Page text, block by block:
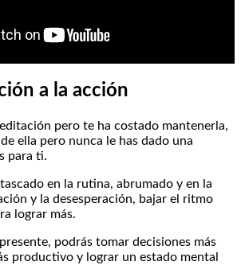
a la acción
pero te ha costado mantenerla,
ella pero nunca le has dado una
para ti.
en la rutina, abrumado y en la
y la desesperación, bajar el ritmo
lograr más.
podrás tomar decisiones más
productivo y lograr un estado mental